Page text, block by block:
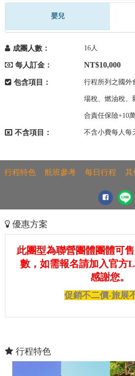
嬰兒
成團人數： 16人
每人訂金： NT$10,000
包含項目： 行程所列之國外
場稅、燃油稅、
合責任保險+10
不含項目： 不含小費每人每
行程特色 航班參考 每日行程 其
優惠方案
此團型為聯營團體團體可
數，如需報名請加入官方
感謝您。
促銷不二價-旅展
行程特色